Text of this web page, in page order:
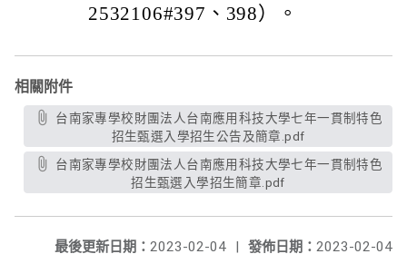
2532106#397、398）。
相關附件
招生甄選入學招生公告及簡章.pdf
招生甄選入學招生簡章.pdf
發佈日期： 2023-02-04
最後更新日期： 2023-02-04 |